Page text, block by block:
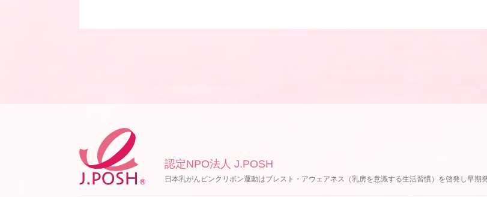
認定NPO法人 J.POSH
日本乳がんピンクリボン運動はブレスト・アウェアネス（乳房を意識する生活習慣）を啓発し早期